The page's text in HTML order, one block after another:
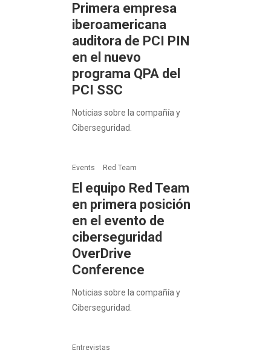
Primera empresa
iberoamericana
auditora de PCI PIN
en el nuevo
programa QPA del
PCI SSC
Noticias sobre la compañía y
Ciberseguridad.
Events Red Team
El equipo Red Team
en primera posición
en el evento de
ciberseguridad
OverDrive
Conference
Noticias sobre la compañía y
Ciberseguridad.
Entrevistas